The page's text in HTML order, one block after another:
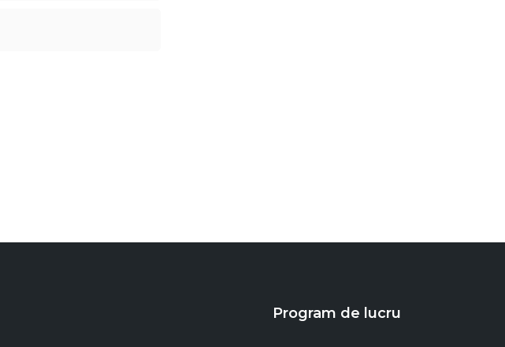
Program de lucru